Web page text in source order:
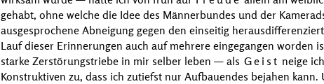
gehabt, ohne welche die Idee des Männerbundes und der
ausgesprochene Abneigung gegen den einseitig
Lauf dieser Erinnerungen auch auf mehrere eingegangen worden
starke Zerstörungstriebe in mir selber leben — als Geist neige
Konstruktiven zu, dass ich zutiefst nur Aufbauendes bejahen